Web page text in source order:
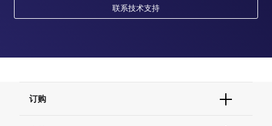
联系技术支持
订购